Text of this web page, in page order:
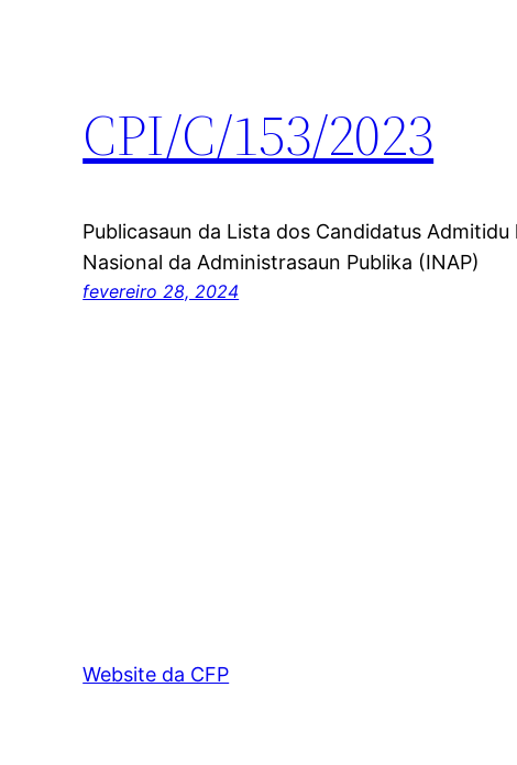
CPI/C/153/2023
Publicasaun da Lista dos Candidatus
Nasional da Administrasaun Publika (INAP)
fevereiro 28, 2024
Website da CFP